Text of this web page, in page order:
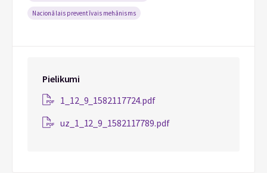
Nacionālais preventīvais mehānisms
Pielikumi
1_12_9_1582117724.pdf
uz_1_12_9_1582117789.pdf